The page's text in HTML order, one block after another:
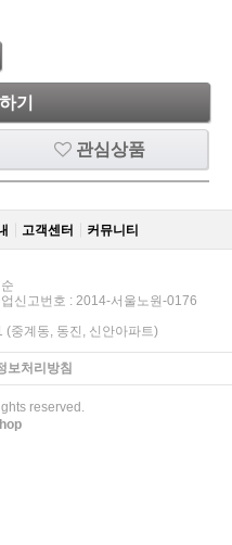
기
관심상품
고객센터 커뮤니티
신고번호 : 2014-서울노원-0176
중계동, 동진, 신안아파트)
보처리방침
reserved.